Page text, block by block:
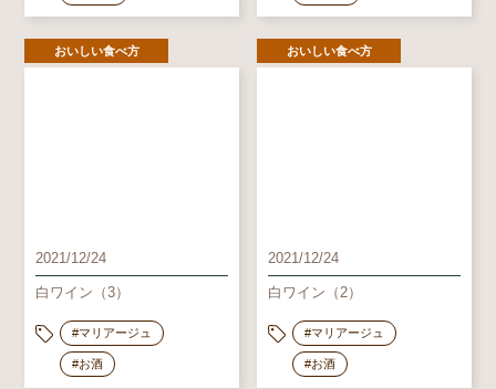
おいしい食べ方
2021/12/24
白ワイン（3）
#マリアージュ
#お酒
おいしい食べ方
2021/12/24
白ワイン（2）
#マリアージュ
#お酒